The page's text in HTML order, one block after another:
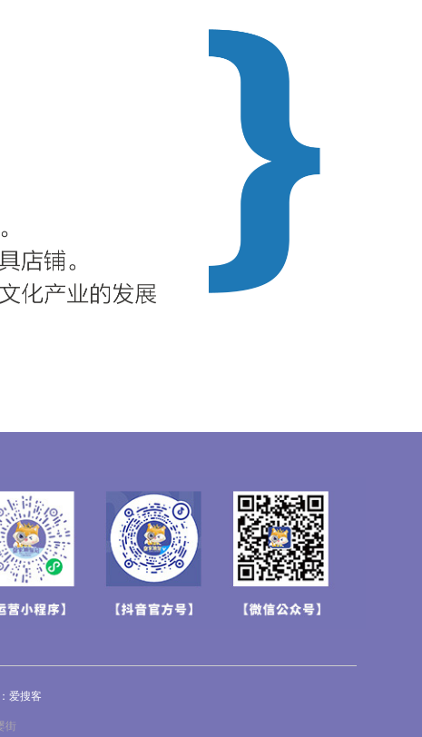
爱搜客
街